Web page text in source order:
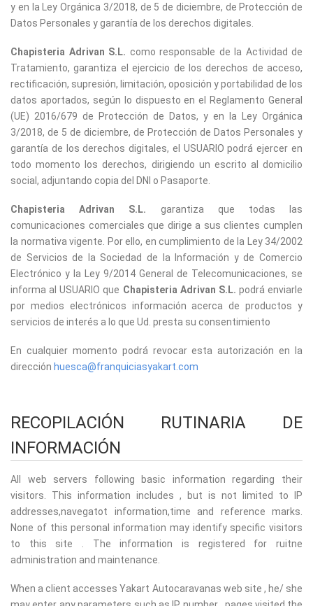
y en la Ley Orgánica 3/2018, de 5 de diciembre, de Protección de
Datos Personales y garantía de los derechos digitales.
Chapisteria Adrivan S.L. como responsable de la Actividad de
Tratamiento, garantiza el ejercicio de los derechos de acceso,
rectificación, supresión, limitación, oposición y portabilidad de los
datos aportados, según lo dispuesto en el Reglamento General
(UE) 2016/679 de Protección de Datos, y en la Ley Orgánica
3/2018, de 5 de diciembre, de Protección de Datos Personales y
garantía de los derechos digitales, el USUARIO podrá ejercer en
todo momento los derechos, dirigiendo un escrito al domicilio
social, adjuntando copia del DNI o Pasaporte.
Chapisteria Adrivan S.L. garantiza que todas las
comunicaciones comerciales que dirige a sus clientes cumplen
la normativa vigente. Por ello, en cumplimiento de la Ley 34/2002
de Servicios de la Sociedad de la Información y de Comercio
Electrónico y la Ley 9/2014 General de Telecomunicaciones, se
informa al USUARIO que Chapisteria Adrivan S.L. podrá enviarle
por medios electrónicos información acerca de productos y
servicios de interés a lo que Ud. presta su consentimiento
En cualquier momento podrá revocar esta autorización en la
dirección huesca@franquiciasyakart.com
RECOPILACIÓN RUTINARIA DE
INFORMACIÓN
All web servers following basic information regarding their
visitors. This information includes , but is not limited to IP
addresses,navegatot information,time and reference marks.
None of this personal information may identify specific visitors
to this site . The information is registered for ruitne
administration and maintenance.
When a client accesses Yakart Autocaravanas web site , he/ she